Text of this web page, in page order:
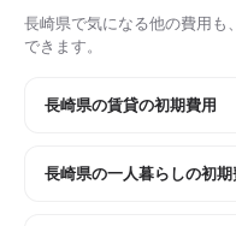
長崎県で気になる他の費用も
できます。
長崎県の賃貸の初期費用
長崎県の一人暮らしの初